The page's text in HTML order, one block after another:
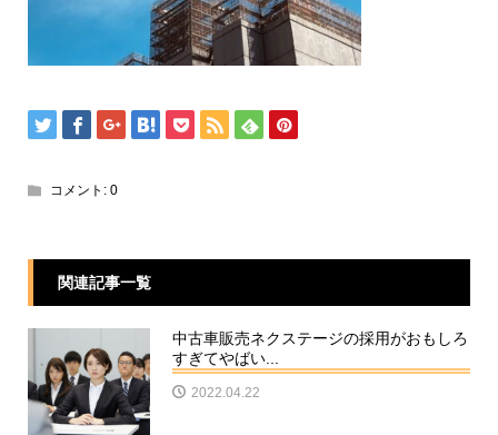
コメント: 0
関連記事一覧
中古車販売ネクステージの採用がおもしろ
すぎてやばい...
2022.04.22